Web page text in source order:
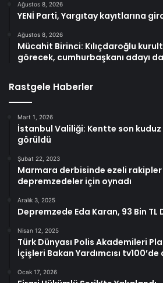
Ağustos 8, 2026
YENİ Parti, Yargıtay kayıtlarına
Ağustos 8, 2026
Mücahit Birinci: Kılıçdaroğlu
görecek, cumhurbaşkanı adayı
Rastgele Haberler
Mart 1, 2026
İstanbul Valiliği: Kentte son kuduz
görüldü
Şubat 22, 2023
Marmara derbisinde ezeli rakipler
depremzedeler için oynadı
Aralık 3, 2025
Depremzede Eda Karan, 93 Bin TL
Nisan 12, 2025
Türk Dünyası Polis Akademileri
İçişleri Bakan Yardımcısı
Ocak 17, 2026